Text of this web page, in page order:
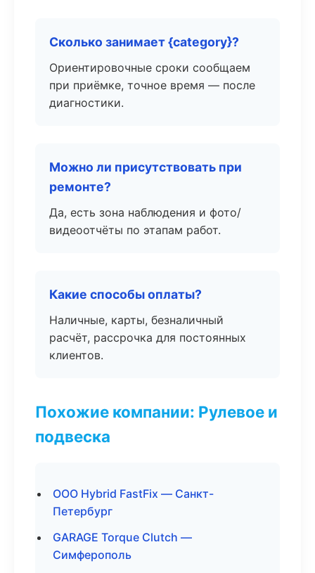
Сколько занимает {category}?
Ориентировочные сроки сообщаем
при приёмке, точное время — после
диагностики.
Можно ли присутствовать при
ремонте?
Да, есть зона наблюдения и фото/
видеоотчёты по этапам работ.
Какие способы оплаты?
Наличные, карты, безналичный
расчёт, рассрочка для постоянных
клиентов.
Похожие компании: Рулевое и
подвеска
ООО Hybrid FastFix — Санкт-
Петербург
GARAGE Torque Clutch —
Симферополь